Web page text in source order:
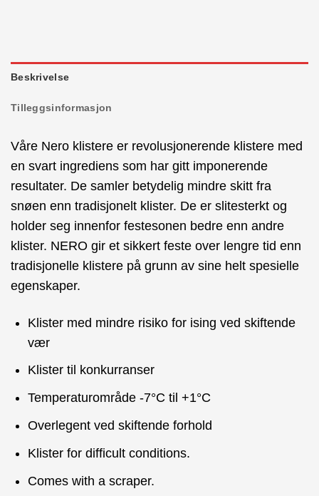
Beskrivelse
Tilleggsinformasjon
Våre Nero klistere er revolusjonerende klistere med
en svart ingrediens som har gitt imponerende
resultater. De samler betydelig mindre skitt fra
snøen enn tradisjonelt klister. De er slitesterkt og
holder seg innenfor festesonen bedre enn andre
klister. NERO gir et sikkert feste over lengre tid enn
tradisjonelle klistere på grunn av sine helt spesielle
egenskaper.
Klister med mindre risiko for ising ved skiftende
vær
Klister til konkurranser
Temperaturområde -7°C til +1°C
Overlegent ved skiftende forhold
Klister for difficult conditions.
Comes with a scraper.